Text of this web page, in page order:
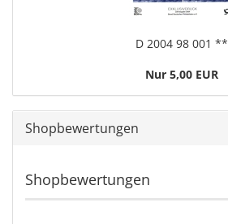
D 2004 98 001 **
Nur 5,00 EUR
Shopbewertungen
Shopbewertungen